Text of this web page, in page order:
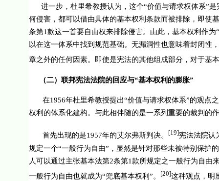
进一步，杜里希教授认为，这个“价值与请求权体系”
何侵害，都可以借由具体的基本权利条款而被排除，即使
条第1款这一首要自由权来排除侵害。由此，基本权利作
以在这一体系中找到规范基础。无漏洞性也意味着封闭性
章之外的任何因素。即使是宪法的其他组成部分，对于基
（二）联邦宪法法院的回应与“基本权利的膨胀”
在1956年杜里希教授提出“价值与请求权体系”的观点
权利的体系化建构。与此相伴随的是一系列重要的裁判的
首先出现的是1957年的艾尔弗斯判决。 [19]宪法法院认
规定一个“一般行为自由”，显然是针对那些未被特别保护
人可以通过主张基本法第2条第1款所规定之一般行为自由
一般行为自由也就成为“兜底基本权利”。
[20]这种观点，明